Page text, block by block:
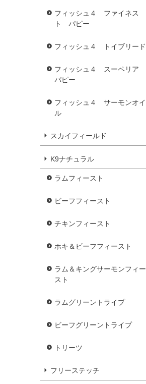
フィッシュ４ ファイネス
ト パピー
フィッシュ４ トイブリード
フィッシュ４ スーペリア
パピー
フィッシュ４ サーモンオイ
ル
スカイフィールド
K9ナチュラル
ラムフィースト
ビーフフィースト
チキンフィースト
ホキ＆ビーフフィースト
ラム＆キングサーモンフィー
スト
ラムグリーントライプ
ビーフグリーントライプ
トリーツ
フリーステッチ